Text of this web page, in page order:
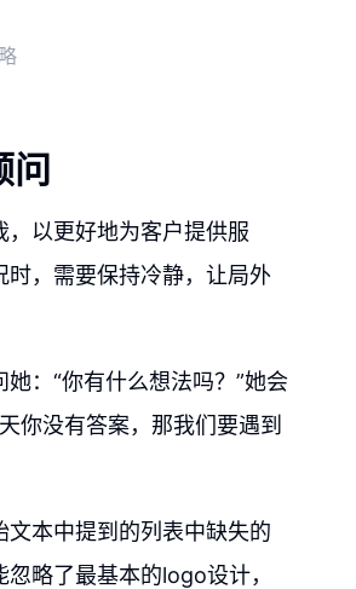
问
以更好地为客户提供服
，需要保持冷静，让局外
：“你有什么想法吗？”她会
你没有答案，那我们要遇到
本中提到的列表中缺失的
略了最基本的logo设计，